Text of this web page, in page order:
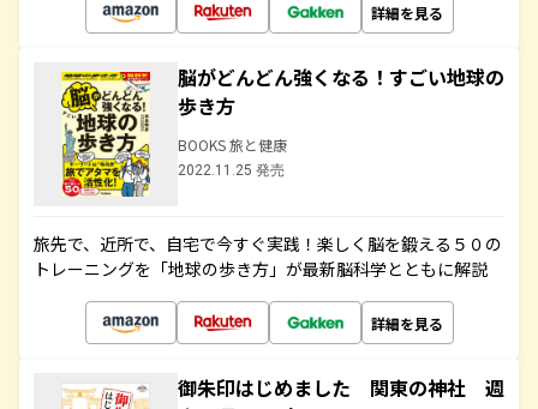
詳細を見る
脳がどんどん強くなる！すごい地球の
歩き方
BOOKS 旅と健康
2022.11.25 発売
旅先で、近所で、自宅で今すぐ実践！楽しく脳を鍛える５０の
トレーニングを「地球の歩き方」が最新脳科学とともに解説
詳細を見る
御朱印はじめました 関東の神社 週